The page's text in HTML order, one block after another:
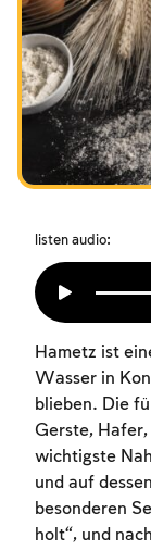
Das Fasten der
Purim
listen audio:
Hametz ist
Wasser in
blieben. Die
Gerste, Hafer,
wichtigste
und auf
besonderen
holt“, und